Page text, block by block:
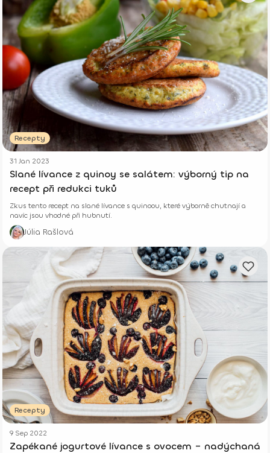
Recepty
31 Jan 2023
Slané lívance z quinoy se salátem: výborný tip na
recept při redukci tuků
Zkus tento recept na slané lívance s quinoou, které výborně chutnají a
navíc jsou vhodné při hubnutí.
Júlia Rašlová
Recepty
9 Sep 2022
Zapékané jogurtové lívance s ovocem – nadýchaná